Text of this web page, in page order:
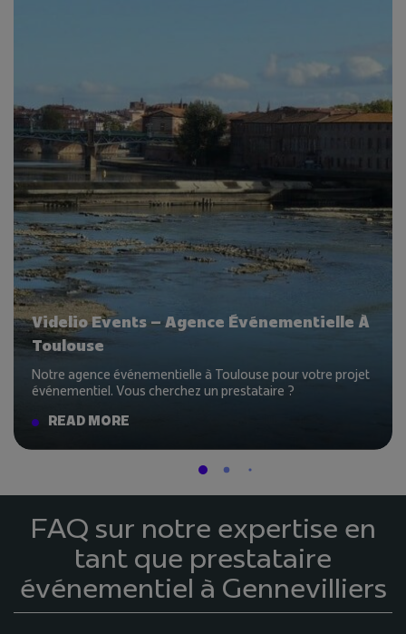
Videlio Events – Agence Événementielle À
Toulouse
Notre agence événementielle à Toulouse pour votre projet
événementiel. Vous cherchez un prestataire ?
READ MORE
FAQ sur notre expertise en
tant que prestataire
événementiel à Gennevilliers